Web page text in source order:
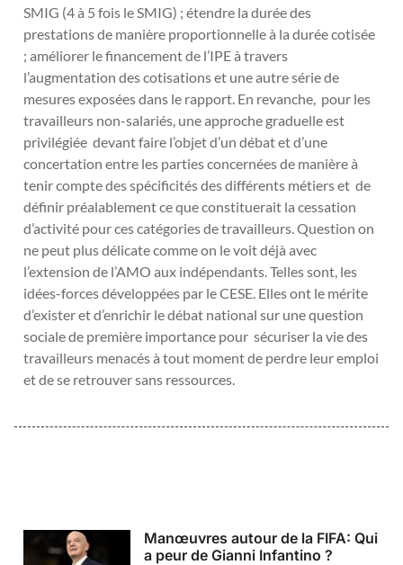
SMIG (4 à 5 fois le SMIG) ; étendre la durée des
prestations de manière proportionnelle à la durée cotisée
; améliorer le financement de l’IPE à travers
l’augmentation des cotisations et une autre série de
mesures exposées dans le rapport. En revanche, pour les
travailleurs non-salariés, une approche graduelle est
privilégiée devant faire l’objet d’un débat et d’une
concertation entre les parties concernées de manière à
tenir compte des spécificités des différents métiers et de
définir préalablement ce que constituerait la cessation
d’activité pour ces catégories de travailleurs. Question on
ne peut plus délicate comme on le voit déjà avec
l’extension de l’AMO aux indépendants. Telles sont, les
idées-forces développées par le CESE. Elles ont le mérite
d’exister et d’enrichir le débat national sur une question
sociale de première importance pour sécuriser la vie des
travailleurs menacés à tout moment de perdre leur emploi
et de se retrouver sans ressources.
Manœuvres autour de la FIFA: Qui
a peur de Gianni Infantino ?